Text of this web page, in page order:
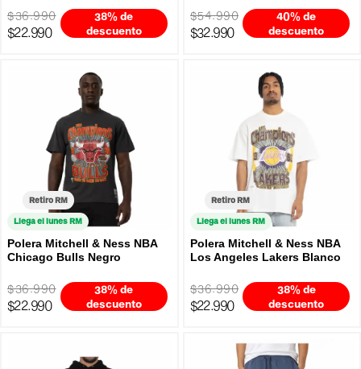
$36.990
$22.990
38% de
descuento
$54.990
$32.990
40% de
descuento
Retiro RM
Llega el lunes RM
Polera Mitchell & Ness NBA
Chicago Bulls Negro
$36.990
$22.990
38% de
descuento
Retiro RM
Llega el lunes RM
Polera Mitchell & Ness NBA
Los Angeles Lakers Blanco
$36.990
$22.990
38% de
descuento